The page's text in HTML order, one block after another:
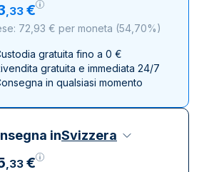
,33 €
72,93 € per moneta (54,70%)
gratuita fino a 0 €
gratuita e immediata 24/7
in qualsiasi momento
inSvizzera
,33 €